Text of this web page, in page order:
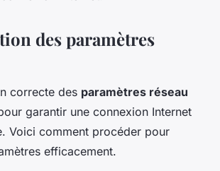
des paramètres
correcte des paramètres réseau
garantir une connexion Internet
Voici comment procéder pour
efficacement.